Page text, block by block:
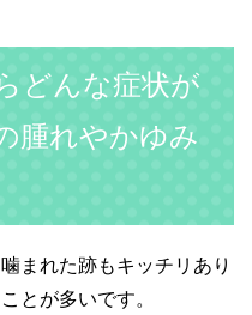
どんな症状が
腫れやかゆみ
まれた跡もキッチリあり
とが多いです。